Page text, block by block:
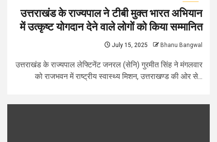
उत्तराखंड के राज्यपाल ने टीबी मुक्त भारत अभियान
में उत्कृष्ट योगदान देने वाले लोगों को किया सम्मानित
July 15, 2025 Bhanu Bangwal
उत्तराखंड के राज्यपाल लेफ्टिनेंट जनरल (सेनि) गुरमीत सिंह ने मंगलवार
को राजभवन में राष्ट्रीय स्वास्थ्य मिशन, उत्तराखण्ड की ओर से...